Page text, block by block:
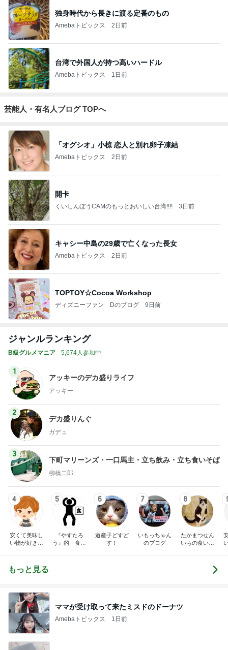
独身時代から長きに渡る定番のもの
Amebaトピックス 2日前
台湾で外国人が持つ高いハードル
Amebaトピックス 1日前
芸能人・有名人ブログ TOPへ
「オグシオ」小椋 恋人と別れ卵子凍結
Amebaトピックス 2日前
開卡
くいしんぼうCAMのもっとおいしい台湾!!!! 3日前
キャシー中島の29歳で亡くなった長女
Amebaトピックス 2日前
TOPTOY☆Cocoa Workshop
ディズニーファン Dのブログ 9日前
ジャンルランキング
B級グルメマニア 5,674人参加中
1
アッキーのデカ盛りライフ
アッキー
2
デカ盛りんぐ
ガデュ
3
下町マリーンズ・一口馬主・立ち飲み・立ち食いそば
柳橋二郎
4
安くて美味し
い物が好き☆
5
『やすたろ
う』的 食の
6
道産子どすど
す！
7
いもっちゃん
のブログ
8
たかまつせん
いちの食い散
もっと見る
ママが受け取って来たミスドのドーナツ
Amebaトピックス 1日前